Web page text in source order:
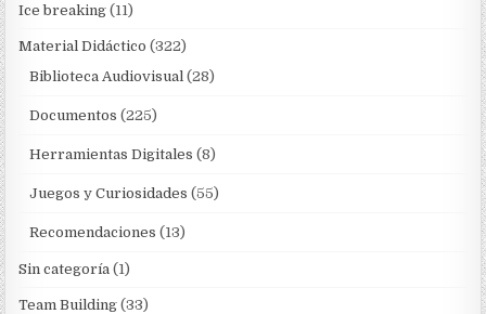
Ice breaking (11)
Material Didáctico (322)
Biblioteca Audiovisual (28)
Documentos (225)
Herramientas Digitales (8)
Juegos y Curiosidades (55)
Recomendaciones (13)
Sin categoría (1)
Team Building (33)